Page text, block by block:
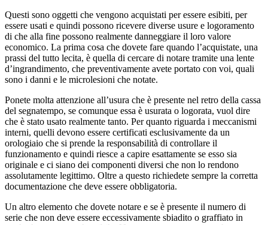
Questi sono oggetti che vengono acquistati per essere esibiti, per
essere usati e quindi possono ricevere diverse usure e logoramento
di che alla fine possono realmente danneggiare il loro valore
economico. La prima cosa che dovete fare quando l’acquistate, una
prassi del tutto lecita, è quella di cercare di notare tramite una lente
d’ingrandimento, che preventivamente avete portato con voi, quali
sono i danni e le microlesioni che notate.
Ponete molta attenzione all’usura che è presente nel retro della cassa
del segnatempo, se comunque essa è usurata o logorata, vuol dire
che è stato usato realmente tanto. Per quanto riguarda i meccanismi
interni, quelli devono essere certificati esclusivamente da un
orologiaio che si prende la responsabilità di controllare il
funzionamento e quindi riesce a capire esattamente se esso sia
originale e ci siano dei componenti diversi che non lo rendono
assolutamente legittimo. Oltre a questo richiedete sempre la corretta
documentazione che deve essere obbligatoria.
Un altro elemento che dovete notare e se è presente il numero di
serie che non deve essere eccessivamente sbiadito o graffiato in